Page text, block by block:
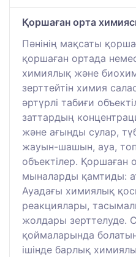
Қоршаған орта
Пәнінің мақсаты
қоршаған ортада
химиялық және
зерттейтін химия
әртүрлі табиғи
заттардың
және ағынды сулар,
жауын-шашын, ауа,
объектілер. Қоршаған
мыналарды қамтиды:
Ауадағы химиялық
реакциялары,
жолдары зерттелуде.
қоймаларында
ішінде барлық